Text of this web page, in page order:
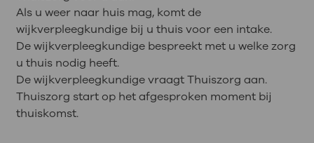
Als u weer naar huis mag, komt de
wijkverpleegkundige bij u thuis voor een intake.
De wijkverpleegkundige bespreekt met u welke zorg
u thuis nodig heeft.
De wijkverpleegkundige vraagt Thuiszorg aan.
Thuiszorg start op het afgesproken moment bij
thuiskomst.